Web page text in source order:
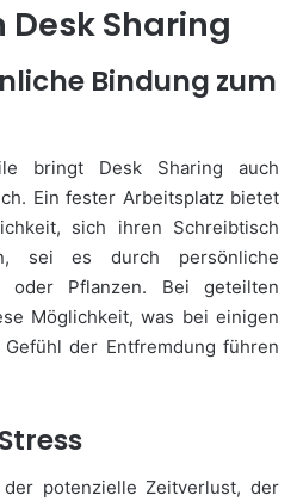
Sharing
Bindung zum
bringt Desk Sharing auch
Ein fester Arbeitsplatz bietet
sich ihren Schreibtisch
sei es durch persönliche
oder Pflanzen. Bei geteilten
Möglichkeit, was bei einigen
der Entfremdung führen
potenzielle Zeitverlust, der